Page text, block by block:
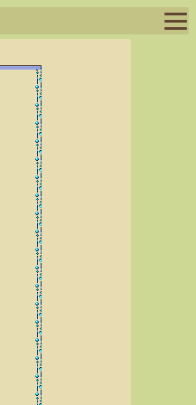
ログイン
ログアウト